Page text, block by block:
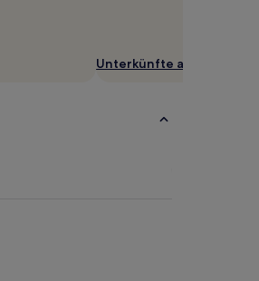
Unterkünfte anzeigen